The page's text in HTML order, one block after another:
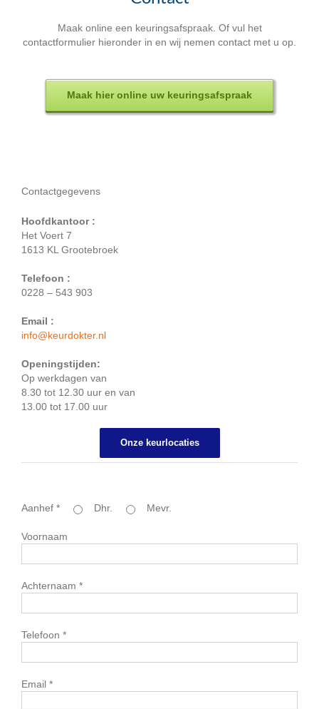
Maak online een keuringsafspraak. Of vul het
contactformulier hieronder in en wij nemen contact met u op.
Maak hier online uw keuringsafspraak
Contactgegevens
Hoofdkantoor :
Het Voert 7
1613 KL Grootebroek
Telefoon :
0228 – 543 903
Email :
info@keurdokter.nl
Openingstijden:
Op werkdagen van
8.30 tot 12.30 uur en van
13.00 tot 17.00 uur
Onze keurlocaties
Aanhef * Dhr. Mevr.
Voornaam
Achternaam *
Telefoon *
Email *